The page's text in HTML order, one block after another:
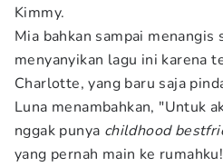
Kimmy.
Mia bahkan sampai menangis
menyanyikan lagu ini karena
Charlotte, yang baru saja
Luna menambahkan, "Untuk
nggak punya childhood
yang pernah main ke